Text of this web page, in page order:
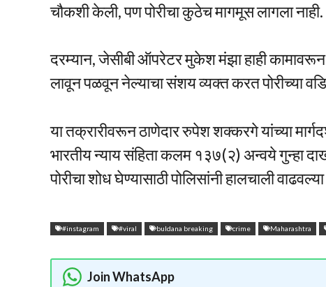
चौकशी केली, पण पोरीचा कुठेच मागमूस लागला नाही.
दरम्यान, जेसीबी ऑपरेटर मुकेश मंझा हाही
लावून पळवून नेल्याचा संशय व्यक्त करत पोरीच्या
या तक्रारीवरून ठाणेदार रुपेश शक्करगे यांच्या
भारतीय न्याय संहिता कलम १३७(२) अन्वये
पोरीचा शोध घेण्यासाठी पोलिसांनी हालचाली
#instagram #viral buldana breaking crime Maharashtra
Join WhatsApp